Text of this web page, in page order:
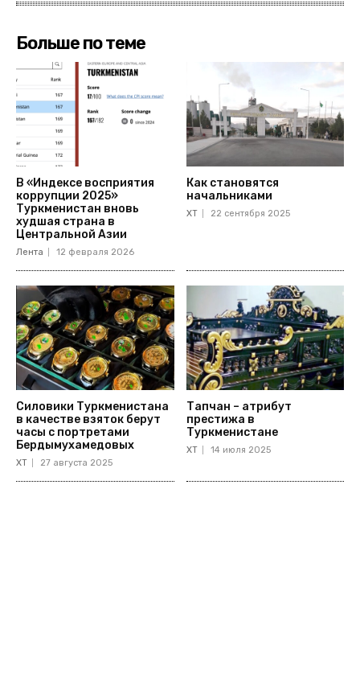
Больше по теме
В «Индексе восприятия
коррупции 2025»
Туркменистан вновь
худшая страна в
Центральной Азии
Лента 12 февраля 2026
Как становятся
начальниками
ХТ 22 сентября 2025
Силовики Туркменистана
в качестве взяток берут
часы с портретами
Бердымухамедовых
ХТ 27 августа 2025
Тапчан – атрибут
престижа в
Туркменистане
ХТ 14 июля 2025